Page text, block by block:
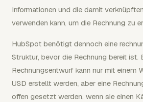
Informationen und die damit
verwenden kann, um die Rechnung zu
HubSpot benötigt dennoch eine
Struktur, bevor die Rechnung bereit ist.
Rechnungsentwurf kann nur mit einem
USD erstellt werden, aber eine
offen gesetzt werden, wenn sie einen